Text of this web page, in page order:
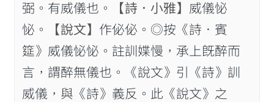
弼。有威儀也。
【詩．小雅】 威儀怭
怭。
【說文】 作佖佖。◎按《詩．賓
筵》威儀怭怭。註訓媟慢，承上旣醉而
言，謂醉無儀也。《說文》引《詩》訓
威儀，與《詩》義反。此《說文》之